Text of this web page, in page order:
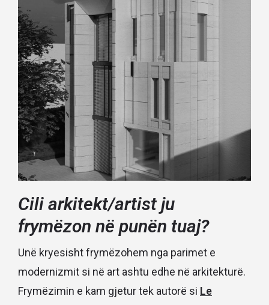
Cili arkitekt/artist ju
frymëzon në punën tuaj?
Unë kryesisht frymëzohem nga parimet e
modernizmit si në art ashtu edhe në arkitekturë.
Frymëzimin e kam gjetur tek autorë si Le